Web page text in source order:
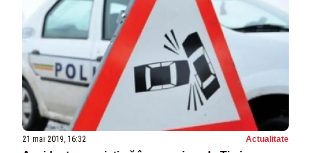
21 mai 2019, 16:32 Actualitate